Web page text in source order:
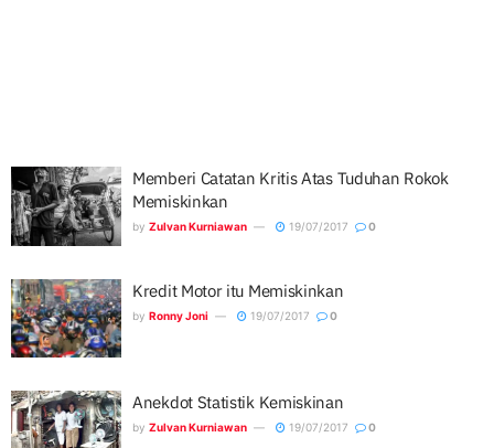
Memberi Catatan Kritis Atas Tuduhan Rokok
Memiskinkan
by Zulvan Kurniawan 19/07/2017 0
Kredit Motor itu Memiskinkan
by Ronny Joni 19/07/2017 0
Anekdot Statistik Kemiskinan
by Zulvan Kurniawan 19/07/2017 0